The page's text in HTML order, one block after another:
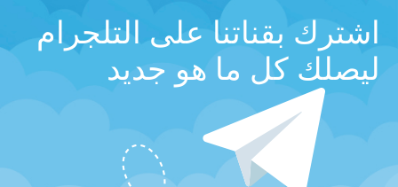
اشترك بقناتنا على التلجرام
ليصلك كل ما هو جديد